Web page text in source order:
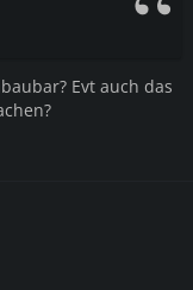
Evt auch das